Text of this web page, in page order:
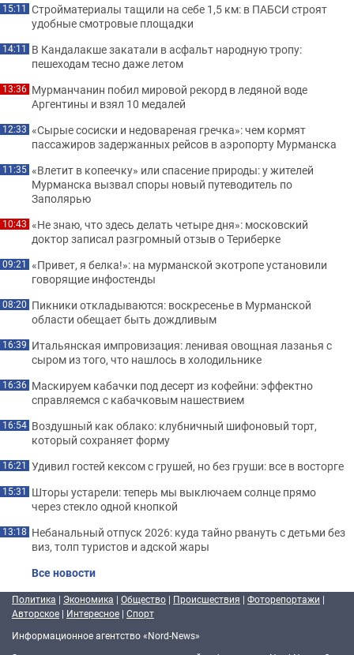
15:11 Стройматериалы тащили на себе 1,5 км: в ПАБСИ строят
удобные смотровые площадки
14:11 В Кандалакше закатали в асфальт народную тропу:
пешеходам тесно даже летом
13:36 Мурманчанин побил мировой рекорд в ледяной воде
Аргентины и взял 10 медалей
12:33 «Сырые сосиски и недовареная гречка»: чем кормят
пассажиров задержанных рейсов в аэропорту Мурманска
11:35 «Влетит в копеечку» или спасение природы: у жителей
Мурманска вызвал споры новый путеводитель по
Заполярью
10:43 «Не знаю, что здесь делать четыре дня»: московский
доктор записал разгромный отзыв о Териберке
09:21 «Привет, я белка!»: на мурманской экотропе установили
говорящие инфостенды
08:20 Пикники откладываются: воскресенье в Мурманской
области обещает быть дождливым
16:39 Итальянская импровизация: ленивая овощная лазанья с
сыром из того, что нашлось в холодильнике
16:36 Маскируем кабачки под десерт из кофейни: эффектно
справляемся с кабачковым нашествием
16:54 Воздушный как облако: клубничный шифоновый торт,
который сохраняет форму
16:21 Удивил гостей кексом с грушей, но без груши: все в восторге
15:31 Шторы устарели: теперь мы выключаем солнце прямо
через стекло одной кнопкой
13:18 Небанальный отпуск 2026: куда тайно рвануть с детьми без
виз, толп туристов и адской жары
Все новости
Политика | Экономика | Общество | Происшествия | Фоторепортажи |
Авторское | Интересное | Спорт
Информационное агентство «Nord-News»